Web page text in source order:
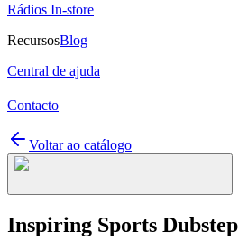
Rádios In-store
RecursosBlog
Central de ajuda
Contacto
Voltar ao catálogo
Inspiring Sports Dubstep